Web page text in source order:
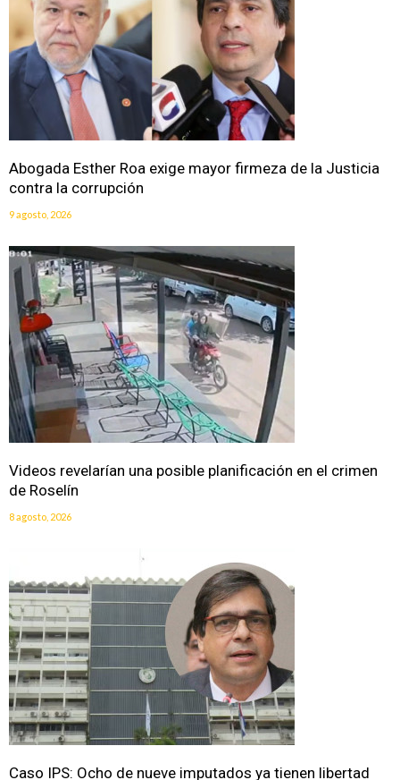
Abogada Esther Roa exige mayor firmeza de la Justicia
contra la corrupción
9 agosto, 2026
Videos revelarían una posible planificación en el crimen
de Roselín
8 agosto, 2026
Caso IPS: Ocho de nueve imputados ya tienen libertad